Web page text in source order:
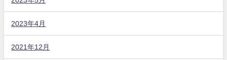
2023年4月
2021年12月